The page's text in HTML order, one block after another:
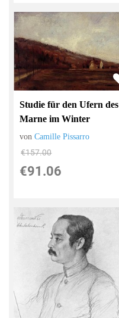
Studie für den Ufern des
Marne im Winter
vonCamille Pissarro
€157.00
€91.06